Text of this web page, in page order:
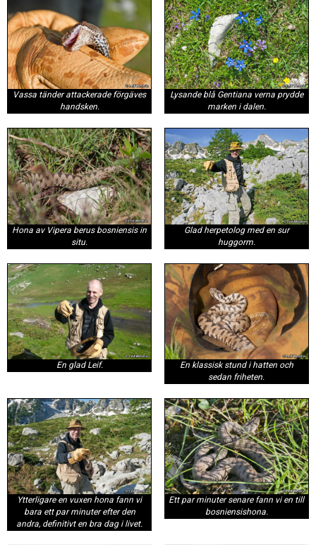
Vassa tänder attackerade förgäves
handsken.
Lysande blå Gentiana verna prydde
marken i dalen.
Hona av Vipera berus bosniensis in
situ.
Glad herpetolog med en sur
huggorm.
En glad Leif.
En klassisk stund i hatten och
sedan friheten.
Ytterligare en vuxen hona fann vi
bara ett par minuter efter den
andra, definitivt en bra dag i livet.
Ett par minuter senare fann vi en till
bosniensishona.